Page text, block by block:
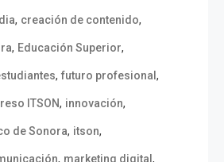
, creación de contenido,
, Educación Superior,
, futuro profesional,
ITSON, innovación,
de Sonora, itson,
, marketing digital,